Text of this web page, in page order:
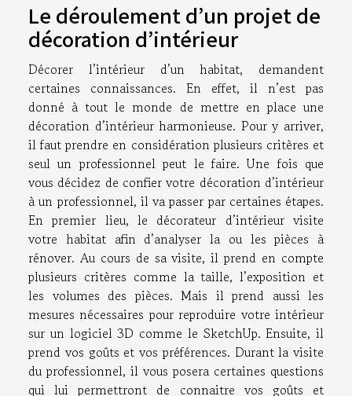
Le déroulement d’un projet de
décoration d’intérieur
Décorer l’intérieur d’un habitat, demandent
certaines connaissances. En effet, il n’est pas
donné à tout le monde de mettre en place une
décoration d’intérieur harmonieuse. Pour y arriver,
il faut prendre en considération plusieurs critères et
seul un professionnel peut le faire. Une fois que
vous décidez de confier votre décoration d’intérieur
à un professionnel, il va passer par certaines étapes.
En premier lieu, le décorateur d’intérieur visite
votre habitat afin d’analyser la ou les pièces à
rénover. Au cours de sa visite, il prend en compte
plusieurs critères comme la taille, l’exposition et
les volumes des pièces. Mais il prend aussi les
mesures nécessaires pour reproduire votre intérieur
sur un logiciel 3D comme le SketchUp. Ensuite, il
prend vos goûts et vos préférences. Durant la visite
du professionnel, il vous posera certaines questions
qui lui permettront de connaitre vos goûts et